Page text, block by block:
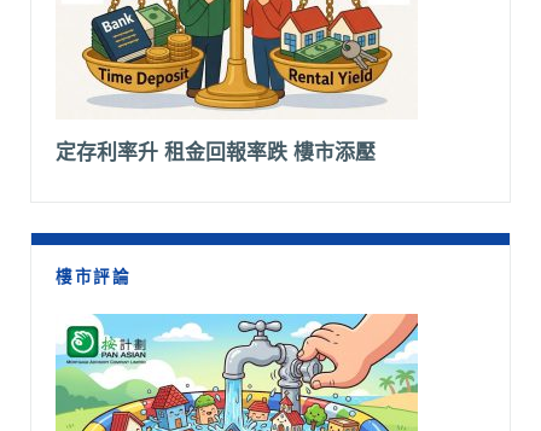
定存利率升 租金回報率跌 樓市添壓
樓市評論